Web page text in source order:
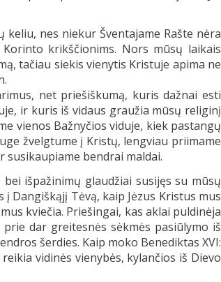
nes niekur Šventajame Rašte nėra
krikščionims. Nors mūsų laikais
tačiau siekis vienytis Kristuje apima ne
net priešiškumą, kuris dažnai esti
ir kuris iš vidaus graužia mūsų religinį
vienos Bažnyčios viduje, kiek pastangų
žvelgtume į Kristų, lengviau priimame
bendrai maldai.
išpažinimų glaudžiai susijęs su mūsų
Dangiškąjį Tėvą, kaip Jėzus Kristus mus
kviečia. Priešingai, kas aklai puldinėja
dar greitesnės sėkmės pasiūlymo iš
šerdies. Kaip moko Benediktas XVI:
vidinės vienybės, kylančios iš Dievo